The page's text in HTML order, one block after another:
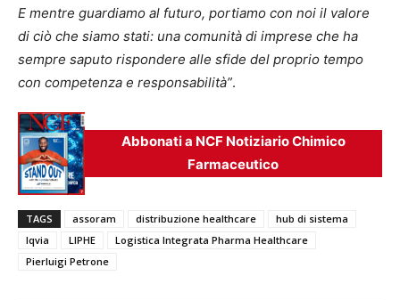
E mentre guardiamo al futuro, portiamo con noi il valore
di ciò che siamo stati: una comunità di imprese che ha
sempre saputo rispondere alle sfide del proprio tempo
con competenza e responsabilità”.
Abbonati a NCF Notiziario Chimico
Farmaceutico
TAGS assoram distribuzione healthcare
hub di sistema
Iqvia
LIPHE
Logistica Integrata Pharma Healthcare
Pierluigi Petrone